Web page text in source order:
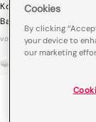
Kopfkissenbezug
Baumwolle
von 45,00 €
Cookies
By clicking
your device to
our marketing